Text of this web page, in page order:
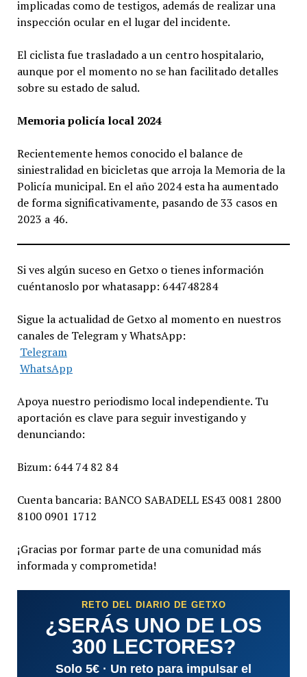
implicadas como de testigos, además de realizar una
inspección ocular en el lugar del incidente.
El ciclista fue trasladado a un centro hospitalario,
aunque por el momento no se han facilitado detalles
sobre su estado de salud.
Memoria policía local 2024
Recientemente hemos conocido el balance de
siniestralidad en bicicletas que arroja la Memoria de la
Policía municipal. En el año 2024 esta ha aumentado
de forma significativamente, pasando de 33 casos en
2023 a 46.
Si ves algún suceso en Getxo o tienes información
cuéntanoslo por whatasapp: 644748284
Sigue la actualidad de Getxo al momento en nuestros
canales de Telegram y WhatsApp:
Telegram
WhatsApp
Apoya nuestro periodismo local independiente. Tu
aportación es clave para seguir investigando y
denunciando:
Bizum: 644 74 82 84
Cuenta bancaria: BANCO SABADELL ES43 0081 2800
8100 0901 1712
¡Gracias por formar parte de una comunidad más
informada y comprometida!
RETO DEL DIARIO DE GETXO
¿SERÁS UNO DE LOS
300 LECTORES?
Solo 5€ · Un reto para impulsar el